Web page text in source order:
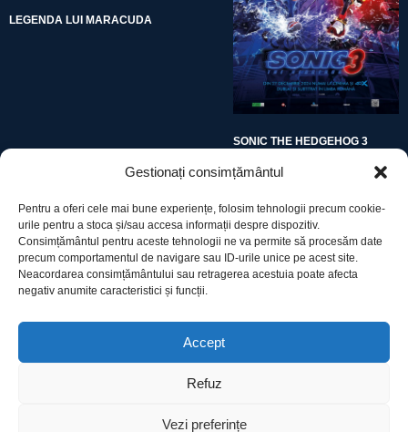
Gestionați consimțământul
Pentru a oferi cele mai bune experiențe, folosim tehnologii precum cookie-
urile pentru a stoca și/sau accesa informații despre dispozitiv.
Consimțământul pentru aceste tehnologii ne va permite să procesăm date
precum comportamentul de navigare sau ID-urile unice pe acest site.
Neacordarea consimțământului sau retragerea acestuia poate afecta
negativ anumite caracteristici și funcții.
Accept
Refuz
Vezi preferințe
LEGENDA LUI MARACUDA
SONIC THE HEDGEHOG 3
Utile
Declarație cookie-uri
Contact